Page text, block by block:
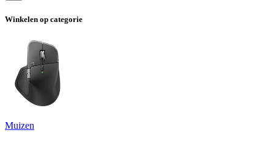
Winkelen op categorie
Muizen